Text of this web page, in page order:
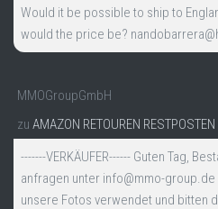
Would it be possible to ship to
would the price be?
MMOGroupGmbH
zu AMAZON RETOUREN
-------VERKÄUFER------ Guten Tag,
anfragen unter info@mmo-
unsere Fotos verwendet und bitten